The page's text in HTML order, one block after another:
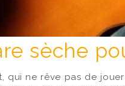
sèche
ne rêve pas de